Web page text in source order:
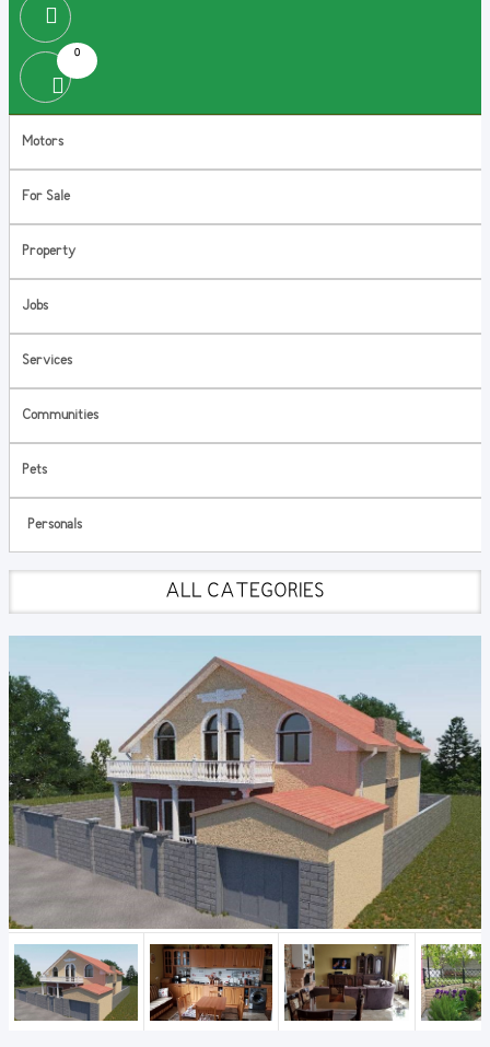
0
Motors
For Sale
Property
Jobs
Services
Communities
Pets
Personals
ALL CATEGORIES